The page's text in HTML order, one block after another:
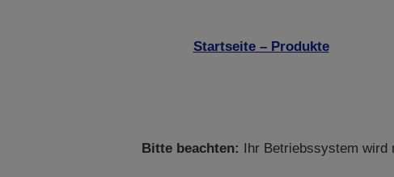
Startseite – Produkte
Bitte beachten:
Ihr Betriebssystem